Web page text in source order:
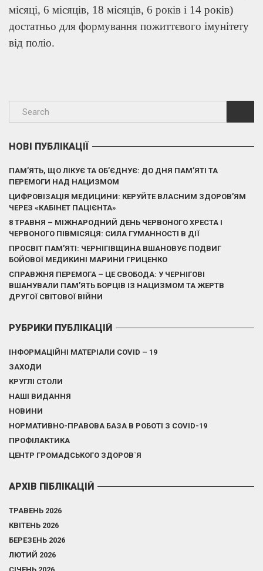
місяці, 6 місяців, 18 місяців, 6 років і 14 років)
достатньо для формування пожиттєвого імунітету
від поліо.
НОВІ ПУБЛІКАЦІЇ
ПАМ’ЯТЬ, ЩО ЛІКУЄ ТА ОБ’ЄДНУЄ: ДО ДНЯ ПАМ’ЯТІ ТА
ПЕРЕМОГИ НАД НАЦИЗМОМ
ЦИФРОВІЗАЦІЯ МЕДИЦИНИ: КЕРУЙТЕ ВЛАСНИМ ЗДОРОВ’ЯМ
ЧЕРЕЗ «КАБІНЕТ ПАЦІЄНТА»
8 ТРАВНЯ – МІЖНАРОДНИЙ ДЕНЬ ЧЕРВОНОГО ХРЕСТА І
ЧЕРВОНОГО ПІВМІСЯЦЯ: СИЛА ГУМАННОСТІ В ДІЇ
ПРОСВІТ ПАМ’ЯТІ: ЧЕРНІГІВЩИНА ВШАНОВУЄ ПОДВИГ
БОЙОВОЇ МЕДИКИНІ МАРИНИ ГРИЦЕНКО
СПРАВЖНЯ ПЕРЕМОГА – ЦЕ СВОБОДА: У ЧЕРНІГОВІ
ВШАНУВАЛИ ПАМ’ЯТЬ БОРЦІВ ІЗ НАЦИЗМОМ ТА ЖЕРТВ
ДРУГОЇ СВІТОВОЇ ВІЙНИ
РУБРИКИ ПУБЛІКАЦІЙ
ІНФОРМАЦІЙНІ МАТЕРІАЛИ COVID – 19
ЗАХОДИ
КРУГЛІ СТОЛИ
НАШІ ВИДАННЯ
НОВИНИ
НОРМАТИВНО-ПРАВОВА БАЗА В РОБОТІ З COVID-19
ПРОФІЛАКТИКА
ЦЕНТР ГРОМАДСЬКОГО ЗДОРОВ`Я
АРХІВ ПІБЛІКАЦІЙ
ТРАВЕНЬ 2026
КВІТЕНЬ 2026
БЕРЕЗЕНЬ 2026
ЛЮТИЙ 2026